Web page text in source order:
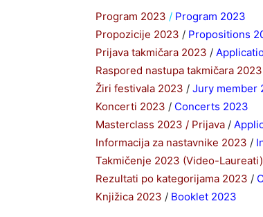
Program 2023 / Program 2023
Propozicije 2023 / Propositions
Prijava takmičara 2023 /
Raspored nastupa takmičara 2023
Žiri festivala 2023 / Jury member
Koncerti 2023 / Concerts 2023
Masterclass 2023 / Prijava /
Informacija za nastavnike 2023 /
Takmičenje 2023 (Video-Laureati)
Rezultati po kategorijama 2023 /
Knjižica 2023 / Booklet 2023